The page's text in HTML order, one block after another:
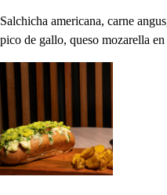
Salchicha americana, carne
pico de gallo, queso mozarella